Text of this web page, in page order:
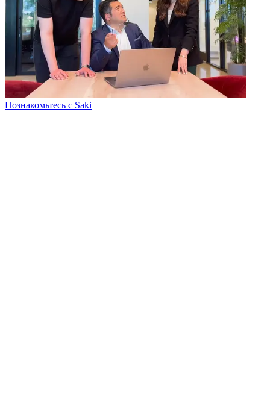
Познакомьтесь с Saki